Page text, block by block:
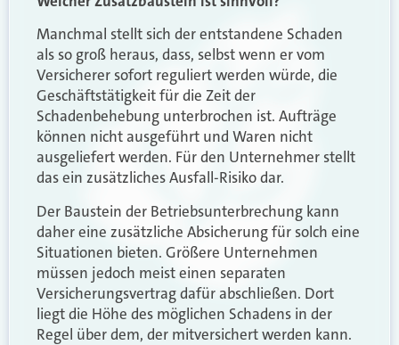
Manchmal stellt sich der entstandene Schaden
als so groß heraus, dass, selbst wenn er vom
Versicherer sofort reguliert werden würde, die
Geschäftstätigkeit für die Zeit der
Schadenbehebung unterbrochen ist. Aufträge
können nicht ausgeführt und Waren nicht
ausgeliefert werden. Für den Unternehmer stellt
das ein zusätzliches Ausfall-Risiko dar.
Der Baustein der Betriebsunterbrechung kann
daher eine zusätzliche Absicherung für solch eine
Situationen bieten. Größere Unternehmen
müssen jedoch meist einen separaten
Versicherungsvertrag dafür abschließen. Dort
liegt die Höhe des möglichen Schadens in der
Regel über dem, der mitversichert werden kann.